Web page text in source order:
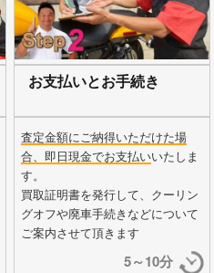
お支払いとお手続き
査定金額にご納得いただけた場
合、即日現金でお支払いいたしま
す。
買取証明書を発行して、クーリン
グオフや廃車手続きなどについて
ご案内させて頂きます
5～10分